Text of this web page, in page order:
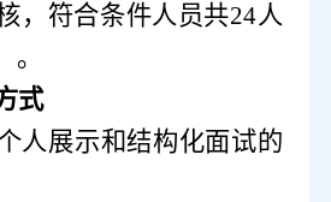
，符合条件人员共24人
。
式
人展示和结构化面试的